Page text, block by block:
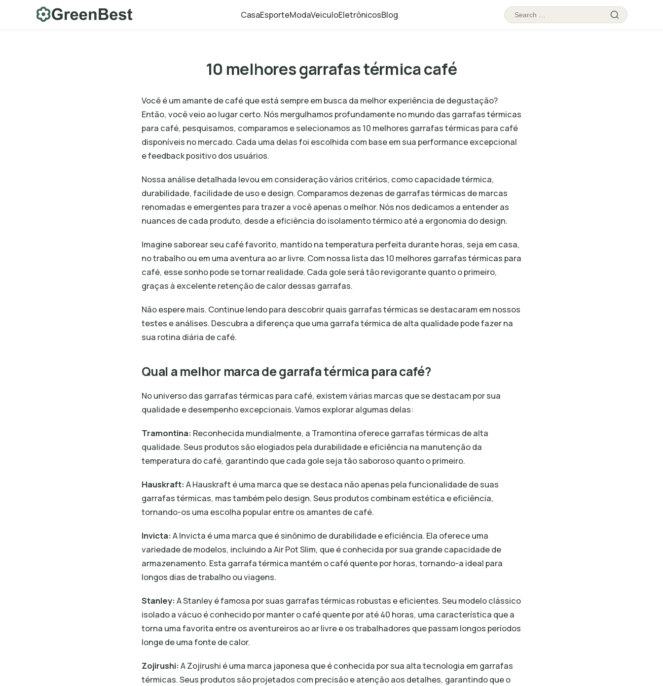
CasaEsporteModaVeiculoEletrônicosBlog
Search
for:
Search
10 melhores garrafas térmica café
Você é um amante de café que está sempre em busca da melhor experiência de degustação?
Então, você veio ao lugar certo. Nós mergulhamos profundamente no mundo das garrafas térmicas
para café, pesquisamos, comparamos e selecionamos as 10 melhores garrafas térmicas para café
disponíveis no mercado. Cada uma delas foi escolhida com base em sua performance excepcional
e feedback positivo dos usuários.
Nossa análise detalhada levou em consideração vários critérios, como capacidade térmica,
durabilidade, facilidade de uso e design. Comparamos dezenas de garrafas térmicas de marcas
renomadas e emergentes para trazer a você apenas o melhor. Nós nos dedicamos a entender as
nuances de cada produto, desde a eficiência do isolamento térmico até a ergonomia do design.
Imagine saborear seu café favorito, mantido na temperatura perfeita durante horas, seja em casa,
no trabalho ou em uma aventura ao ar livre. Com nossa lista das 10 melhores garrafas térmicas para
café, esse sonho pode se tornar realidade. Cada gole será tão revigorante quanto o primeiro,
graças à excelente retenção de calor dessas garrafas.
Não espere mais. Continue lendo para descobrir quais garrafas térmicas se destacaram em nossos
testes e análises. Descubra a diferença que uma garrafa térmica de alta qualidade pode fazer na
sua rotina diária de café.
Qual a melhor marca de garrafa térmica para café?
No universo das garrafas térmicas para café, existem várias marcas que se destacam por sua
qualidade e desempenho excepcionais. Vamos explorar algumas delas:
Tramontina: Reconhecida mundialmente, a Tramontina oferece garrafas térmicas de alta
qualidade. Seus produtos são elogiados pela durabilidade e eficiência na manutenção da
temperatura do café, garantindo que cada gole seja tão saboroso quanto o primeiro.
Hauskraft: A Hauskraft é uma marca que se destaca não apenas pela funcionalidade de suas
garrafas térmicas, mas também pelo design. Seus produtos combinam estética e eficiência,
tornando-os uma escolha popular entre os amantes de café.
Invicta: A Invicta é uma marca que é sinônimo de durabilidade e eficiência. Ela oferece uma
variedade de modelos, incluindo a Air Pot Slim, que é conhecida por sua grande capacidade de
armazenamento. Esta garrafa térmica mantém o café quente por horas, tornando-a ideal para
longos dias de trabalho ou viagens.
Stanley: A Stanley é famosa por suas garrafas térmicas robustas e eficientes. Seu modelo clássico
isolado a vácuo é conhecido por manter o café quente por até 40 horas, uma característica que a
torna uma favorita entre os aventureiros ao ar livre e os trabalhadores que passam longos períodos
longe de uma fonte de calor.
Zojirushi: A Zojirushi é uma marca japonesa que é conhecida por sua alta tecnologia em garrafas
térmicas. Seus produtos são projetados com precisão e atenção aos detalhes, garantindo que o